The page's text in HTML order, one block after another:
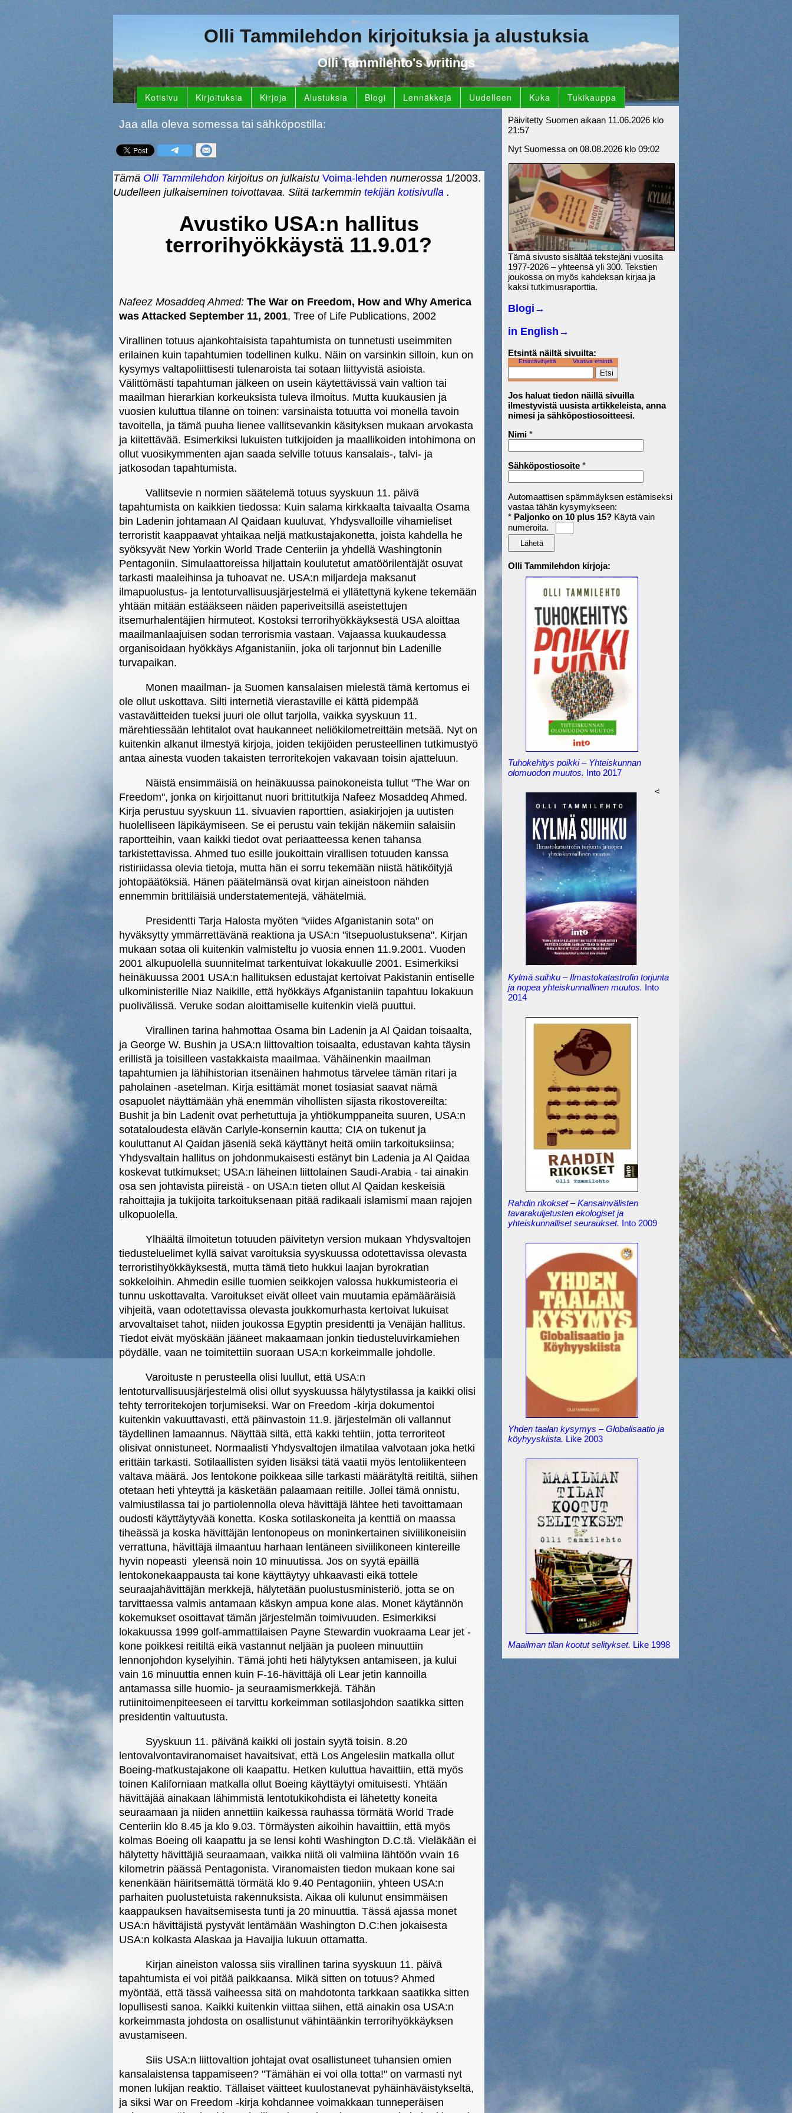
Olli Tammilehdon kirjoituksia ja alustuksia
Olli Tammilehto's writings
Kotisivu Kirjoituksia Kirjoja Alustuksia Blogi Lennäkkejä Uudelleen Kuka Tukikauppa
Jaa alla oleva somessa tai sähköpostilla:
Päivitetty Suomen aikaan 11.06.2026 klo
21:57
Nyt Suomessa on 08.08.2026 klo 09:02
Tämä sivusto sisältää tekstejäni vuosilta
1977-2026 – yhteensä yli 300. Tekstien
joukossa on myös kahdeksan kirjaa ja
kaksi tutkimusraporttia.
Blogi→
in English →
Etsintä näiltä sivuilta:
Etsintävihjeitä Vaativa etsintä
Jos haluat tiedon näillä sivuilla
ilmestyvistä uusista artikkeleista, anna
nimesi ja sähköpostiosoitteesi.
Nimi *
Sähköpostiosoite *
Automaattisen spämmäyksen estämiseksi
vastaa tähän kysymykseen:
* Paljonko on 10 plus 15? Käytä vain
numeroita.
Olli Tammilehdon kirjoja:
Tuhokehitys poikki – Yhteiskunnan
olomuodon muutos. Into 2017
<
Kylmä suihku – Ilmastokatastrofin torjunta
ja nopea yhteiskunnallinen muutos. Into
2014
Rahdin rikokset – Kansainvälisten
tavarakuljetusten ekologiset ja
yhteiskunnalliset seuraukset. Into 2009
Yhden taalan kysymys – Globalisaatio ja
köyhyyskiista. Like 2003
Maailman tilan kootut selitykset. Like 1998
Tämä Olli Tammilehdon kirjoitus on julkaistu Voima-lehden numerossa 1/2003.
Uudelleen julkaiseminen toivottavaa. Siitä tarkemmin tekijän kotisivulla .
Avustiko USA:n hallitus
terrorihyökkäystä 11.9.01?
Nafeez Mosaddeq Ahmed: The War on Freedom, How and Why America
was Attacked September 11, 2001, Tree of Life Publications, 2002
Virallinen totuus ajankohtaisista tapahtumista on tunnetusti useimmiten
erilainen kuin tapahtumien todellinen kulku. Näin on varsinkin silloin, kun on
kysymys valtapoliittisesti tulenaroista tai sotaan liittyvistä asioista.
Välittömästi tapahtuman jälkeen on usein käytettävissä vain valtion tai
maailman hierarkian korkeuksista tuleva ilmoitus. Mutta kuukausien ja
vuosien kuluttua tilanne on toinen: varsinaista totuutta voi monella tavoin
tavoitella, ja tämä puuha lienee vallitsevankin käsityksen mukaan arvokasta
ja kiitettävää. Esimerkiksi lukuisten tutkijoiden ja maallikoiden intohimona on
ollut vuosikymmenten ajan saada selville totuus kansalais-, talvi- ja
jatkosodan tapahtumista.
Vallitsevie n normien säätelemä totuus syyskuun 11. päivä
tapahtumista on kaikkien tiedossa: Kuin salama kirkkaalta taivaalta Osama
bin Ladenin johtamaan Al Qaidaan kuuluvat, Yhdysvalloille vihamieliset
terroristit kaappaavat yhtaikaa neljä matkustajakonetta, joista kahdella he
syöksyvät New Yorkin World Trade Centeriin ja yhdellä Washingtonin
Pentagoniin. Simulaattoreissa hiljattain koulutetut amatöörilentäjät osuvat
tarkasti maaleihinsa ja tuhoavat ne. USA:n miljardeja maksanut
ilmapuolustus- ja lentoturvallisuusjärjestelmä ei yllätettynä kykene tekemään
yhtään mitään estääkseen näiden paperiveitsillä aseistettujen
itsemurhalentäjien hirmuteot. Kostoksi terrorihyökkäyksestä USA aloittaa
maailmanlaajuisen sodan terrorismia vastaan. Vajaassa kuukaudessa
organisoidaan hyökkäys Afganistaniin, joka oli tarjonnut bin Ladenille
turvapaikan.
Monen maailman- ja Suomen kansalaisen mielestä tämä kertomus ei
ole ollut uskottava. Silti internetiä vierastaville ei kättä pidempää
vastaväitteiden tueksi juuri ole ollut tarjolla, vaikka syyskuun 11.
märehtiessään lehtitalot ovat haukanneet neliökilometreittäin metsää. Nyt on
kuitenkin alkanut ilmestyä kirjoja, joiden tekijöiden perusteellinen tutkimustyö
antaa ainesta vuoden takaisten terroritekojen vakavaan toisin ajatteluun.
Näistä ensimmäisiä on heinäkuussa painokoneista tullut "The War on
Freedom", jonka on kirjoittanut nuori brittitutkija Nafeez Mosaddeq Ahmed.
Kirja perustuu syyskuun 11. sivuavien raporttien, asiakirjojen ja uutisten
huolelliseen läpikäymiseen. Se ei perustu vain tekijän näkemiin salaisiin
raportteihin, vaan kaikki tiedot ovat periaatteessa kenen tahansa
tarkistettavissa. Ahmed tuo esille joukoittain virallisen totuuden kanssa
ristiriidassa olevia tietoja, mutta hän ei sorru tekemään niistä hätiköityjä
johtopäätöksiä. Hänen päätelmänsä ovat kirjan aineistoon nähden
ennemmin brittiläisiä understatementejä, vähätelmiä.
Presidentti Tarja Halosta myöten "viides Afganistanin sota" on
hyväksytty ymmärrettävänä reaktiona ja USA:n "itsepuolustuksena". Kirjan
mukaan sotaa oli kuitenkin valmisteltu jo vuosia ennen 11.9.2001. Vuoden
2001 alkupuolella suunnitelmat tarkentuivat lokakuulle 2001. Esimerkiksi
heinäkuussa 2001 USA:n hallituksen edustajat kertoivat Pakistanin entiselle
ulkoministerille Niaz Naikille, että hyökkäys Afganistaniin tapahtuu lokakuun
puolivälissä. Veruke sodan aloittamiselle kuitenkin vielä puuttui.
Virallinen tarina hahmottaa Osama bin Ladenin ja Al Qaidan toisaalta,
ja George W. Bushin ja USA:n liittovaltion toisaalta, edustavan kahta täysin
erillistä ja toisilleen vastakkaista maailmaa. Vähäinenkin maailman
tapahtumien ja lähihistorian itsenäinen hahmotus tärvelee tämän ritari ja
paholainen -asetelman. Kirja esittämät monet tosiasiat saavat nämä
osapuolet näyttämään yhä enemmän vihollisten sijasta rikostovereilta:
Bushit ja bin Ladenit ovat perhetuttuja ja yhtiökumppaneita suuren, USA:n
sotataloudesta elävän Carlyle-konsernin kautta; CIA on tukenut ja
kouluttanut Al Qaidan jäseniä sekä käyttänyt heitä omiin tarkoituksiinsa;
Yhdysvaltain hallitus on johdonmukaisesti estänyt bin Ladenia ja Al Qaidaa
koskevat tutkimukset; USA:n läheinen liittolainen Saudi-Arabia - tai ainakin
osa sen johtavista piireistä - on USA:n tieten ollut Al Qaidan keskeisiä
rahoittajia ja tukijoita tarkoituksenaan pitää radikaali islamismi maan rajojen
ulkopuolella.
Ylhäältä ilmoitetun totuuden päivitetyn version mukaan Yhdysvaltojen
tiedusteluelimet kyllä saivat varoituksia syyskuussa odotettavissa olevasta
terroristihyökkäyksestä, mutta tämä tieto hukkui laajan byrokratian
sokkeloihin. Ahmedin esille tuomien seikkojen valossa hukkumisteoria ei
tunnu uskottavalta. Varoitukset eivät olleet vain muutamia epämääräisiä
vihjeitä, vaan odotettavissa olevasta joukkomurhasta kertoivat lukuisat
arvovaltaiset tahot, niiden joukossa Egyptin presidentti ja Venäjän hallitus.
Tiedot eivät myöskään jääneet makaamaan jonkin tiedusteluvirkamiehen
pöydälle, vaan ne toimitettiin suoraan USA:n korkeimmalle johdolle.
Varoituste n perusteella olisi luullut, että USA:n
lentoturvallisuusjärjestelmä olisi ollut syyskuussa hälytystilassa ja kaikki olisi
tehty terroritekojen torjumiseksi. War on Freedom -kirja dokumentoi
kuitenkin vakuuttavasti, että päinvastoin 11.9. järjestelmän oli vallannut
täydellinen lamaannus. Näyttää siltä, että kakki tehtiin, jotta terroriteot
olisivat onnistuneet. Normaalisti Yhdysvaltojen ilmatilaa valvotaan joka hetki
erittäin tarkasti. Sotilaallisten syiden lisäksi tätä vaatii myös lentoliikenteen
valtava määrä. Jos lentokone poikkeaa sille tarkasti määrätyltä reitiltä, siihen
otetaan heti yhteyttä ja käsketään palaamaan reitille. Jollei tämä onnistu,
valmiustilassa tai jo partiolennolla oleva hävittäjä lähtee heti tavoittamaan
oudosti käyttäytyvää konetta. Koska sotilaskoneita ja kenttiä on maassa
tiheässä ja koska hävittäjän lentonopeus on moninkertainen siviilikoneisiin
verrattuna, hävittäjä ilmaantuu harhaan lentäneen siviilikoneen kintereille
hyvin nopeasti  yleensä noin 10 minuutissa. Jos on syytä epäillä
lentokonekaappausta tai kone käyttäytyy uhkaavasti eikä tottele
seuraajahävittäjän merkkejä, hälytetään puolustusministeriö, jotta se on
tarvittaessa valmis antamaan käskyn ampua kone alas. Monet käytännön
kokemukset osoittavat tämän järjestelmän toimivuuden. Esimerkiksi
lokakuussa 1999 golf-ammattilaisen Payne Stewardin vuokraama Lear jet -
kone poikkesi reitiltä eikä vastannut neljään ja puoleen minuuttiin
lennonjohdon kyselyihin. Tämä johti heti hälytyksen antamiseen, ja kului
vain 16 minuuttia ennen kuin F-16-hävittäjä oli Lear jetin kannoilla
antamassa sille huomio- ja seuraamismerkkejä. Tähän
rutiinitoimenpiteeseen ei tarvittu korkeimman sotilasjohdon saatikka sitten
presidentin valtuutusta.
Syyskuun 11. päivänä kaikki oli jostain syytä toisin. 8.20
lentovalvontaviranomaiset havaitsivat, että Los Angelesiin matkalla ollut
Boeing-matkustajakone oli kaapattu. Hetken kuluttua havaittiin, että myös
toinen Kaliforniaan matkalla ollut Boeing käyttäytyi omituisesti. Yhtään
hävittäjää ainakaan lähimmistä lentotukikohdista ei lähetetty koneita
seuraamaan ja niiden annettiin kaikessa rauhassa törmätä World Trade
Centeriin klo 8.45 ja klo 9.03. Törmäysten aikoihin havaittiin, että myös
kolmas Boeing oli kaapattu ja se lensi kohti Washington D.C.tä. Vieläkään ei
hälytetty hävittäjiä seuraamaan, vaikka niitä oli valmiina lähtöön vvain 16
kilometrin päässä Pentagonista. Viranomaisten tiedon mukaan kone sai
kenenkään häiritsemättä törmätä klo 9.40 Pentagoniin, yhteen USA:n
parhaiten puolustetuista rakennuksista. Aikaa oli kulunut ensimmäisen
kaappauksen havaitsemisesta tunti ja 20 minuuttia. Tässä ajassa monet
USA:n hävittäjistä pystyvät lentämään Washington D.C:hen jokaisesta
USA:n kolkasta Alaskaa ja Havaijia lukuun ottamatta.
Kirjan aineiston valossa siis virallinen tarina syyskuun 11. päivä
tapahtumista ei voi pitää paikkaansa. Mikä sitten on totuus? Ahmed
myöntää, että tässä vaiheessa sitä on mahdotonta tarkkaan saatikka sitten
lopullisesti sanoa. Kaikki kuitenkin viittaa siihen, että ainakin osa USA:n
korkeimmasta johdosta on osallistunut vähintäänkin terrorihyökkäyksen
avustamiseen.
Siis USA:n liittovaltion johtajat ovat osallistuneet tuhansien omien
kansalaistensa tappamiseen? "Tämähän ei voi olla totta!" on varmasti nyt
monen lukijan reaktio. Tällaiset väitteet kuulostanevat pyhäinhäväistykseltä,
ja siksi War on Freedom -kirja kohdannee voimakkaan tunneperäisen